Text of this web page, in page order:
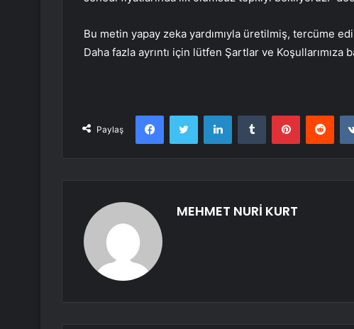
Bu metin yapay zeka yardımıyla üretilmiş, tercüme
Daha fazla ayrıntı için lütfen Şartlar ve Koşullarımıza
Paylaş
FacebookTwitter LinkedInTumblr Pinterest
MEHMET NURİ KURT